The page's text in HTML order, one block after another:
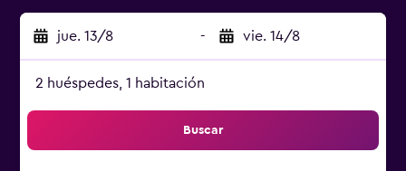
jue. 13/8 - vie. 14/8
2 huéspedes, 1 habitación
Buscar